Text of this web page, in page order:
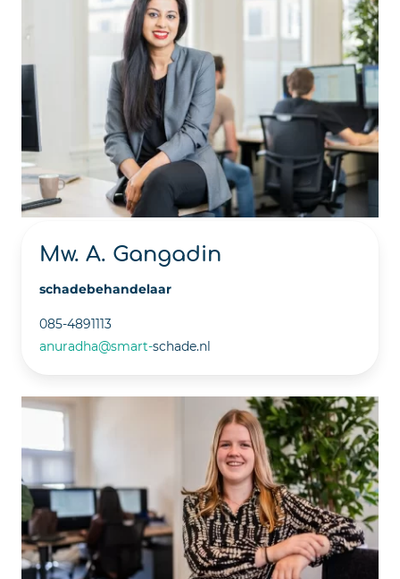
Mw. A. Gangadin
schadebehandelaar
085-4891113
anuradha@smart-schade.nl